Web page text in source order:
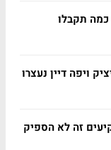
40 שנה - כמה תקבלו
ויפה דיין נעצרו
זה לא הספיק